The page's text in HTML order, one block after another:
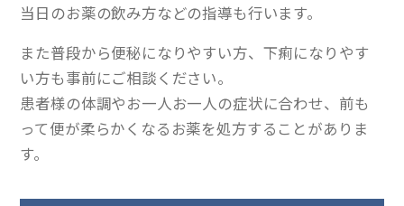
当日のお薬の飲み方などの指導も行います。
また普段から便秘になりやすい方、下痢になりやす
い方も事前にご相談ください。
患者様の体調やお一人お一人の症状に合わせ、前も
って便が柔らかくなるお薬を処方することがありま
す。